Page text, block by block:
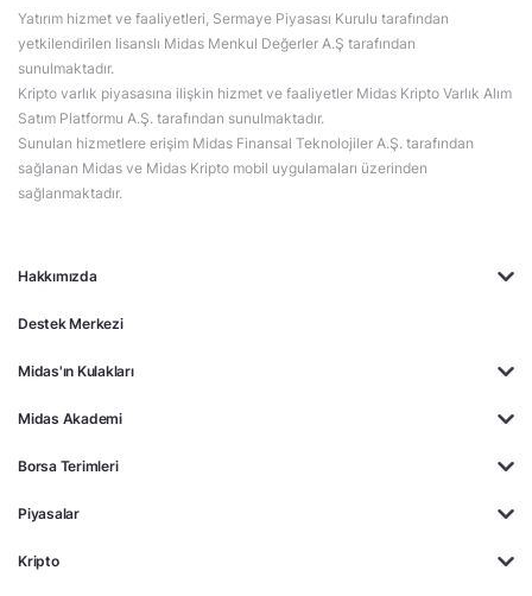
Hakkımızda
Destek Merkezi
Midas'ın Kulakları
Midas Akademi
Borsa Terimleri
Piyasalar
Kripto
Yatırım hizmet ve faaliyetleri, Sermaye Piyasası Kurulu tarafından
yetkilendirilen lisanslı Midas Menkul Değerler A.Ş tarafından
sunulmaktadır.
Kripto varlık piyasasına ilişkin hizmet ve faaliyetler Midas Kripto Varlık Alım
Satım Platformu A.Ş. tarafından sunulmaktadır.
Sunulan hizmetlere erişim Midas Finansal Teknolojiler A.Ş. tarafından
sağlanan Midas ve Midas Kripto mobil uygulamaları üzerinden
sağlanmaktadır.